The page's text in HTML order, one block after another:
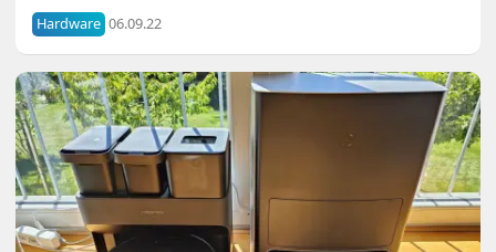
Hardware 06.09.22